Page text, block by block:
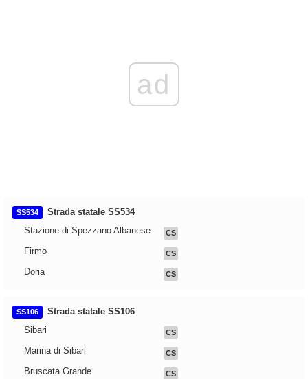
ad
SS534
Strada statale SS534
Stazione di Spezzano Albanese
CS
Firmo CS
Doria CS
SS106
Strada statale SS106
Sibari
CS
Marina di Sibari CS
Bruscata Grande CS